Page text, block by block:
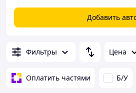
Добавить
Фильтры Цена
Оплатить частями Б/У